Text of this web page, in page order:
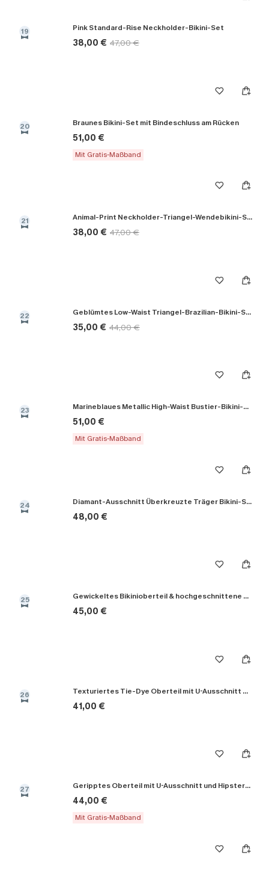
19 Pink Standard-Rise Neckholder-Bikini-Set
38,00 € 47,00 €
20 Braunes Bikini-Set mit Bindeschluss am Rücken
51,00 €
Mit Gratis-Maßband
21 Animal-Print Neckholder-Triangel-Wendebikini-Set
38,00 € 47,00 €
22 Geblümtes Low-Waist Triangel-Brazilian-Bikini-Set
35,00 € 44,00 €
23 Marineblaues Metallic High-Waist Bustier-Bikini-Set
51,00 €
Mit Gratis-Maßband
24 Diamant-Ausschnitt Überkreuzte Träger Bikini-Set in Schwarz
48,00 €
25 Gewickeltes Bikinioberteil & hochgeschnittene Bikinihose
45,00 €
26 Texturiertes Tie-Dye Oberteil mit U-Ausschnitt & Bikini-Set mit hoher Taille
41,00 €
27 Geripptes Oberteil mit U-Ausschnitt und Hipster-Bikini-Set
44,00 €
Mit Gratis-Maßband